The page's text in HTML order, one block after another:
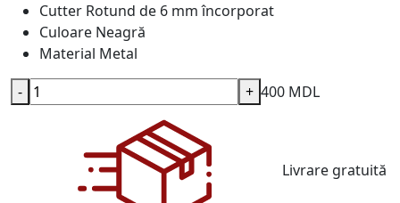
Cutter Rotund de 6 mm încorporat
Culoare Neagră
Material Metal
400 MDL
- +
Livrare gratuită